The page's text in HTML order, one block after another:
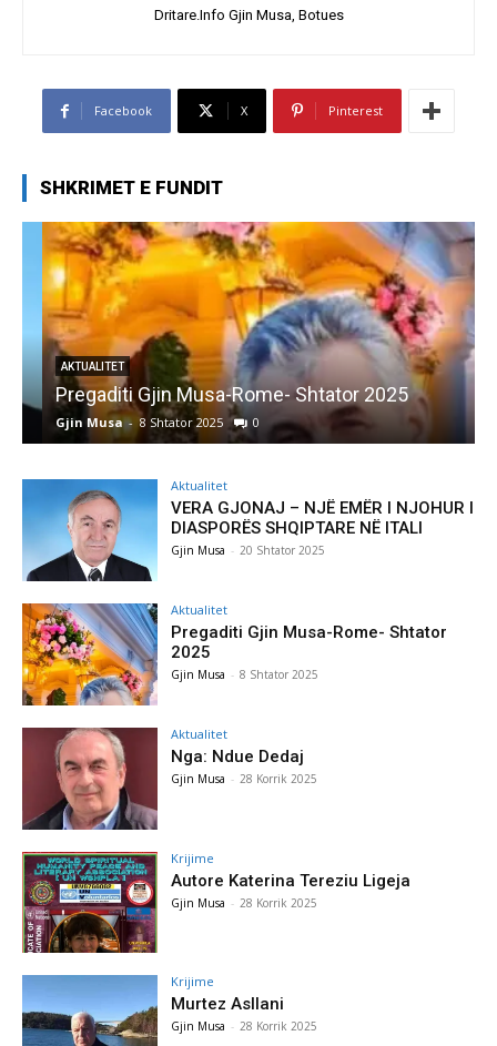
Dritare.Info Gjin Musa, Botues
Facebook X Pinterest
SHKRIMET E FUNDIT
AKTUALITET
Pregaditi Gjin Musa-Rome- Shtator 2025
Gjin Musa - 8 Shtator 2025 0
Aktualitet
VERA GJONAJ – NJË EMËR I NJOHUR I
DIASPORËS SHQIPTARE NË ITALI
Gjin Musa - 20 Shtator 2025
Aktualitet
Pregaditi Gjin Musa-Rome- Shtator
2025
Gjin Musa - 8 Shtator 2025
Aktualitet
Nga: Ndue Dedaj
Gjin Musa - 28 Korrik 2025
Krijime
Autore Katerina Tereziu Ligeja
Gjin Musa - 28 Korrik 2025
Krijime
Murtez Asllani
Gjin Musa - 28 Korrik 2025